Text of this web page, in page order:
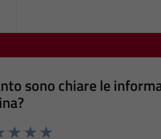
sono chiare le